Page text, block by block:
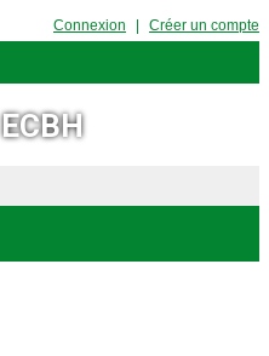
Connexion Créer un compte
ECBH